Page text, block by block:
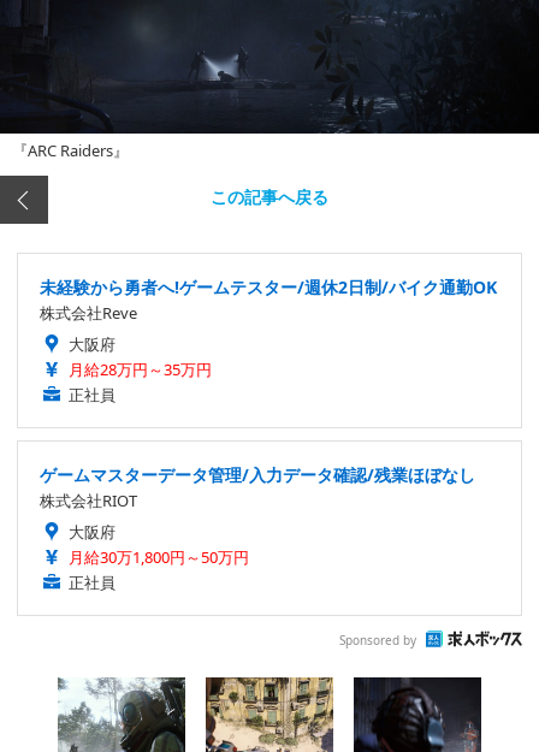
『ARC Raiders』
この記事へ戻る
未経験から勇者へ!ゲームテスター/週休2日制/バイク通勤OK
株式会社Reve
大阪府
月給28万円～35万円
正社員
ゲームマスターデータ管理/入力データ確認/残業ほぼなし
株式会社RIOT
大阪府
月給30万1,800円～50万円
正社員
Sponsored by